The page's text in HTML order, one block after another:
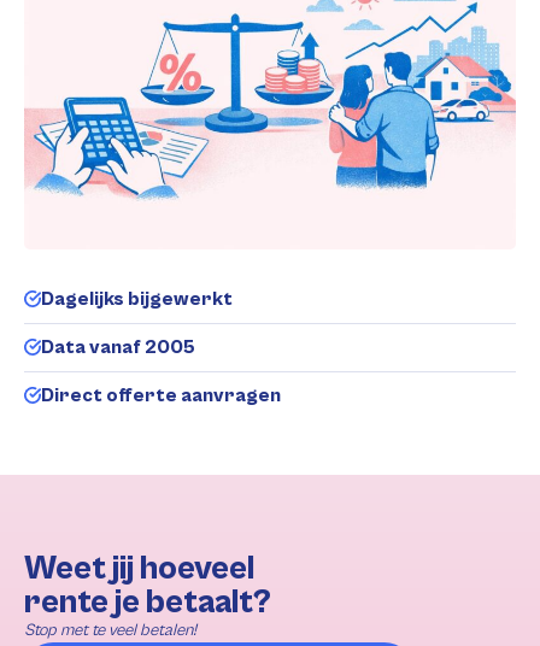
Dagelijks bijgewerkt
Data vanaf 2005
Direct offerte aanvragen
Weet jij hoeveel
rente je betaalt?
Stop met te veel betalen!